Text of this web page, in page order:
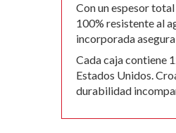
Con un espesor
100% resistente al
incorporada
Cada caja contiene
Estados Unidos.
durabilidad